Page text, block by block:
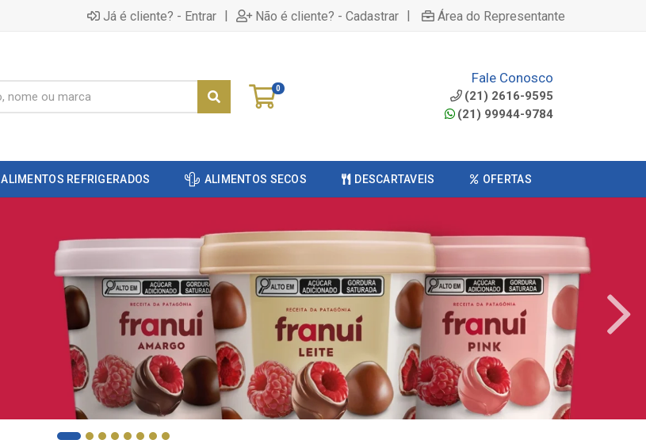
Já é cliente? - Entrar | Não é cliente? - Cadastrar | Área do Representante
0
Fale Conosco
(21) 2616-9595
(21) 99944-9784
ALIMENTOS REFRIGERADOS ALIMENTOS SECOS DESCARTAVEIS OFERTAS